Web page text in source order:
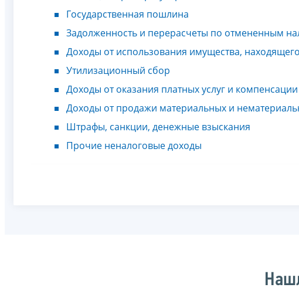
Государственная пошлина
Задолженность и перерасчеты по отмененным
Доходы от использования имущества,
Утилизационный сбор
Доходы от оказания платных услуг и компенсации
Доходы от продажи материальных и
Штрафы, санкции, денежные взыскания
Прочие неналоговые доходы